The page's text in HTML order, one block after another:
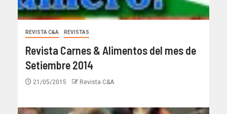
REVISTA C&A REVISTAS
Revista Carnes & Alimentos del mes de
Setiembre 2014
21/05/2015 Revista C&A